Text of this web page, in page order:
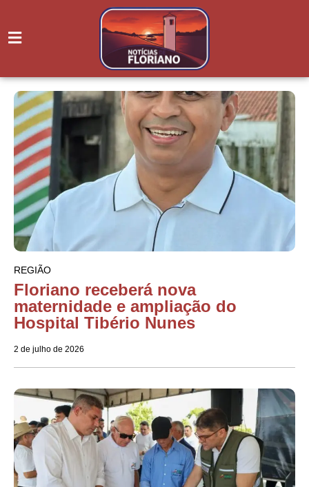
REGIÃO
Floriano receberá nova
maternidade e ampliação do
Hospital Tibério Nunes
2 de julho de 2026